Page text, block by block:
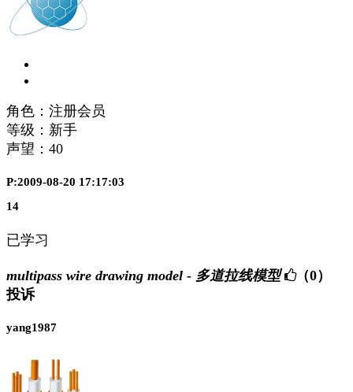
角色：注册会员
等级：新手
声望： 40
P:2009-08-20 17:17:03
14
已学习
multipass wire drawing model - 多道拉线模型
（0）
投诉
yang1987